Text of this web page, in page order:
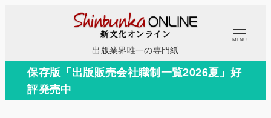
コ
テ
出版業界唯一の専門紙
MENU
保存版「出版販売会社職制一覧2026夏」好
評発売中